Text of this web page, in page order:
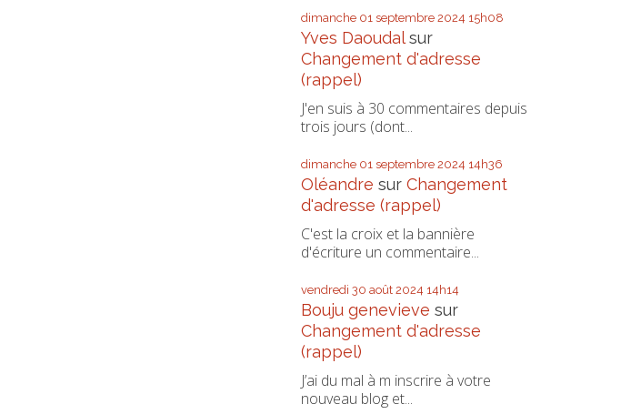
dimanche 01 septembre 2024 15h08
Yves Daoudalsur
Changement d'adresse
(rappel)
J'en suis à 30 commentaires depuis
trois jours (dont...
dimanche 01 septembre 2024 14h36
Oléandre sur Changement
d'adresse (rappel)
C'est la croix et la bannière
d'écriture un commentaire...
vendredi 30 août 2024 14h14
Bouju genevieve sur
Changement d'adresse
(rappel)
J’ai du mal à m inscrire à votre
nouveau blog et...